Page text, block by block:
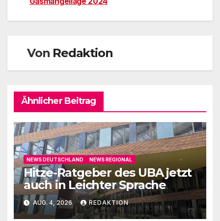
Von Redaktion
Ähnlicher Beitrag
NEWS DEUTSCHLAND NEWS REGIONAL
Hitze-Ratgeber des UBA jetzt
auch in Leichter Sprache
AUG. 4, 2026 REDAKTION